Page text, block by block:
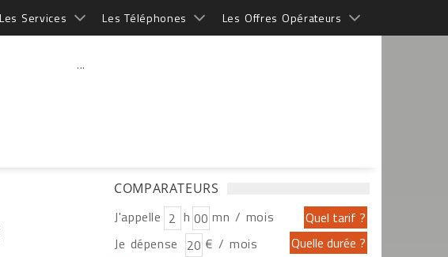
Les Services Les Téléphones Les Offres Opérateurs
...
COMPARATEURS
J'appelle h
mn / mois
Je dépense
€ / mois